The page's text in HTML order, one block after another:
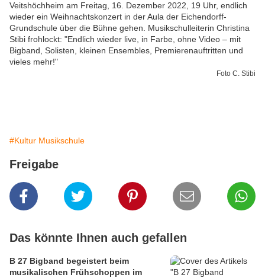
Veitshöchheim am Freitag, 16. Dezember 2022, 19 Uhr, endlich
wieder ein Weihnachtskonzert in der Aula der Eichendorff-
Grundschule über die Bühne gehen. Musikschulleiterin Christina
Stibi frohlockt: "Endlich wieder live, in Farbe, ohne Video – mit
Bigband, Solisten, kleinen Ensembles, Premierenauftritten und
vieles mehr!"
Foto C. Stibi
#Kultur Musikschule
Freigabe
Das könnte Ihnen auch gefallen
B 27 Bigband begeistert beim
musikalischen Frühschoppen im